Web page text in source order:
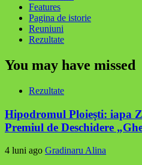
Features
Pagina de istorie
Reuniuni
Rezultate
You may have missed
Rezultate
Hipodromul Ploieşti: iapa
Premiul de Deschidere
4 luni ago Gradinaru Alina